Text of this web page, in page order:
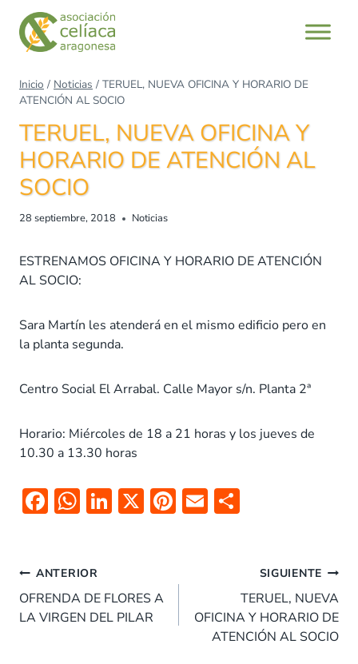
Saltar
contenido
Inicio / Noticias / TERUEL, NUEVA OFICINA Y HORARIO DE
ATENCIÓN AL SOCIO
TERUEL, NUEVA OFICINA Y
HORARIO DE ATENCIÓN AL
SOCIO
28 septiembre, 2018 Noticias
ESTRENAMOS OFICINA Y HORARIO DE ATENCIÓN
AL SOCIO:
Sara Martín les atenderá en el mismo edificio pero en
la planta segunda.
Centro Social El Arrabal. Calle Mayor s/n. Planta 2ª
Horario: Miércoles de 18 a 21 horas y los jueves de
10.30 a 13.30 horas
F
b
o
o
W
s
A
p
Li
dI
n
X Pi
es
E
ar
tir
Navegación
de
entradas
ANTERIOR
OFRENDA DE FLORES A
LA VIRGEN DEL PILAR
SIGUIENTE
TERUEL, NUEVA
OFICINA Y HORARIO DE
ATENCIÓN AL SOCIO